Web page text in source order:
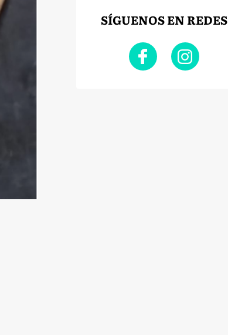
SÍGUENOS EN REDES